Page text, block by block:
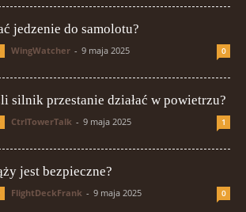
jedzenie do samolotu?
WingWatcher - 9 maja 2025 0
silnik przestanie działać w powietrzu?
CtrlTowerTalk - 9 maja 2025 1
jest bezpieczne?
FlightDeckFrank - 9 maja 2025 0